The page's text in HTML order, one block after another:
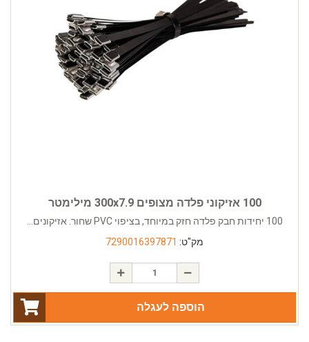
100 אזיקוני פלדה מצופים 300x7.9 מילימטר
100 יחידות חבק פלדה חזק במיוחד, בציפוי PVC שחור. אזיקונים...
מק"ט: 7290016397871
הוספה לעגלה